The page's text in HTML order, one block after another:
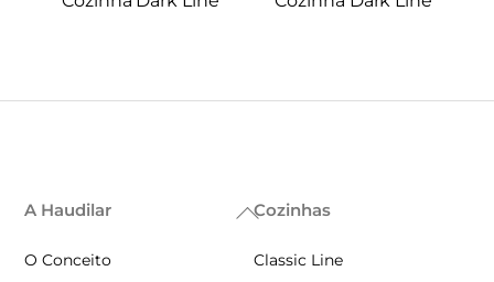
Back
Top
A Haudilar
O Conceito
Cozinhas
Classic Line